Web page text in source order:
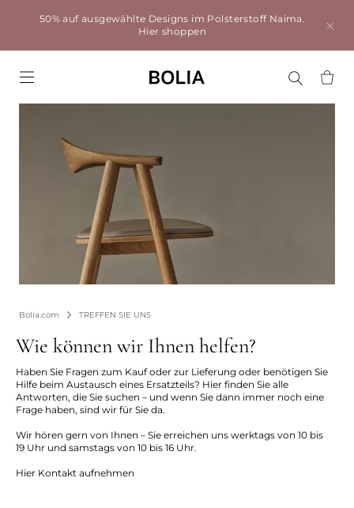
50% auf ausgewählte Designs im Polsterstoff Naima.
Hier shoppen
Bolia.com TREFFEN SIE UNS
Wie können wir Ihnen helfen?
Haben Sie Fragen zum Kauf oder zur Lieferung oder benötigen Sie
Hilfe beim Austausch eines Ersatzteils? Hier finden Sie alle
Antworten, die Sie suchen – und wenn Sie dann immer noch eine
Frage haben, sind wir für Sie da.
Wir hören gern von Ihnen – Sie erreichen uns werktags von 10 bis
19 Uhr und samstags von 10 bis 16 Uhr.
Hier Kontakt aufnehmen